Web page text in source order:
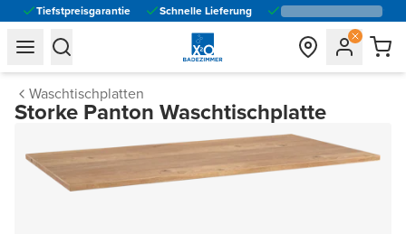
Tiefstpreisgarantie Schnelle Lieferung
general.navigation.toggle_menu.label
general.navigation.toggle_menu.label
Waschtischplatten
Storke Panton Waschtischplatte